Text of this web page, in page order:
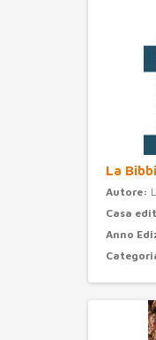
La
Autore:
Casa
Anno